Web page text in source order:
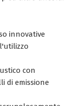
innovative
con
di emissione